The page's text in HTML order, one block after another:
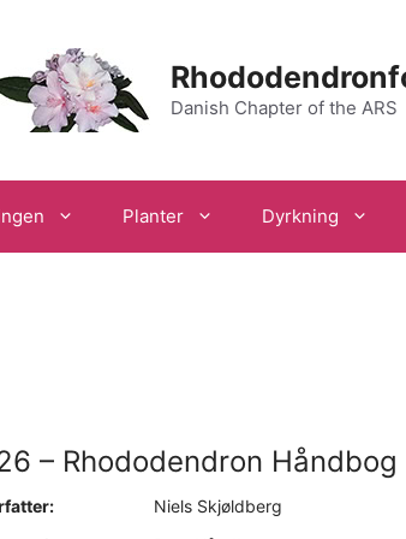
Danish Chapter of the ARS
Planter Dyrkning
– Rhododendron Håndbog
Niels Skjøldberg